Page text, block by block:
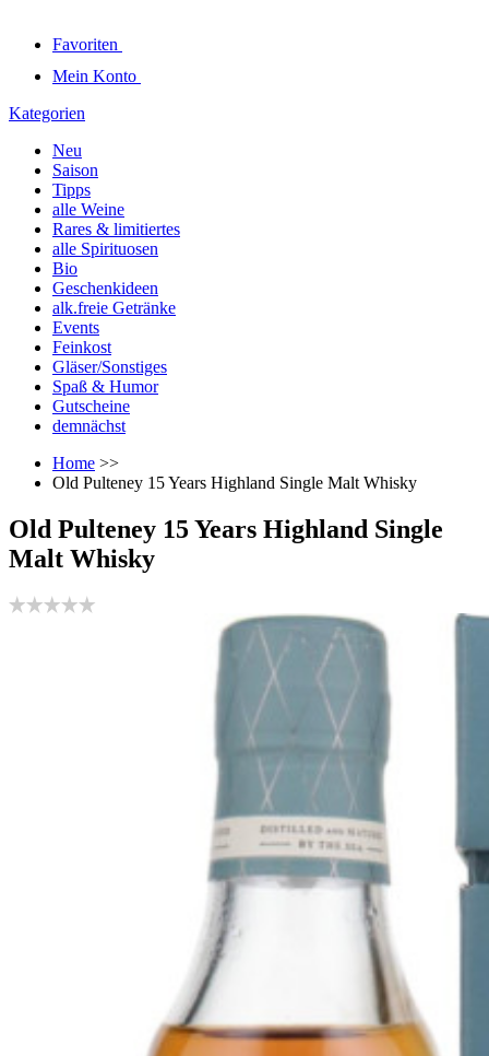
Favoriten
Mein Konto
Kategorien
Neu
Saison
Tipps
alle Weine
Rares & limitiertes
alle Spirituosen
Bio
Geschenkideen
alk.freie Getränke
Events
Feinkost
Gläser/Sonstiges
Spaß & Humor
Gutscheine
demnächst
Home >>
Old Pulteney 15 Years Highland Single Malt Whisky
Old Pulteney 15 Years Highland Single
Malt Whisky